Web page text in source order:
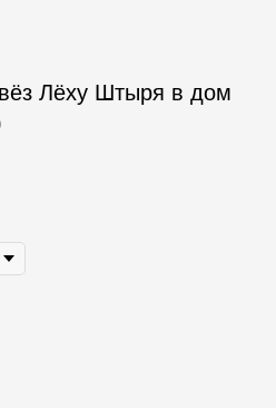
Лёху Штыря в дом